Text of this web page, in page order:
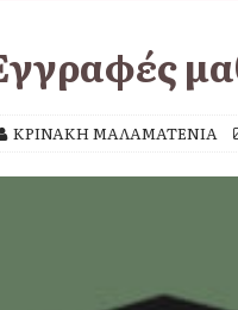
ΚΡΙΝΑΚΗ ΜΑΛΑΜΑΤΕΝΙΑ